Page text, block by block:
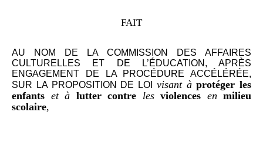
FAIT
AU NOM DE LA COMMISSION DES AFFAIRES
CULTURELLES ET DE L’ÉDUCATION, APRÈS
ENGAGEMENT DE LA PROCÉDURE ACCÉLÉRÉE,
SUR LA PROPOSITION
DE LOI visant àprotéger les
enfants et à lutter contre lesviolences en milieu
scolaire,